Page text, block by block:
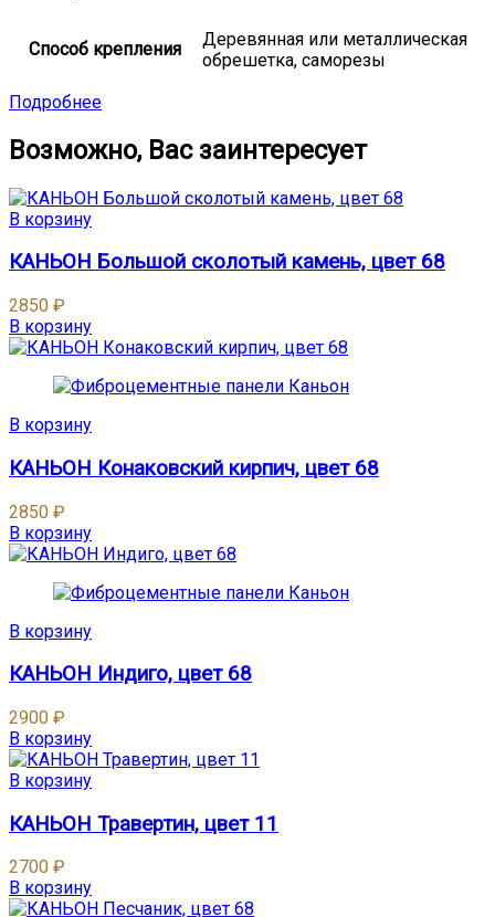
Способ крепления
Деревянная или металлическая
обрешетка, саморезы
Подробнее
Возможно, Вас заинтересует
В корзину
КАНЬОН Большой сколотый камень, цвет 68
2850 ₽
В корзину
В корзину
КАНЬОН Конаковский кирпич, цвет 68
2850 ₽
В корзину
В корзину
КАНЬОН Индиго, цвет 68
2900 ₽
В корзину
В корзину
КАНЬОН Травертин, цвет 11
2700 ₽
В корзину